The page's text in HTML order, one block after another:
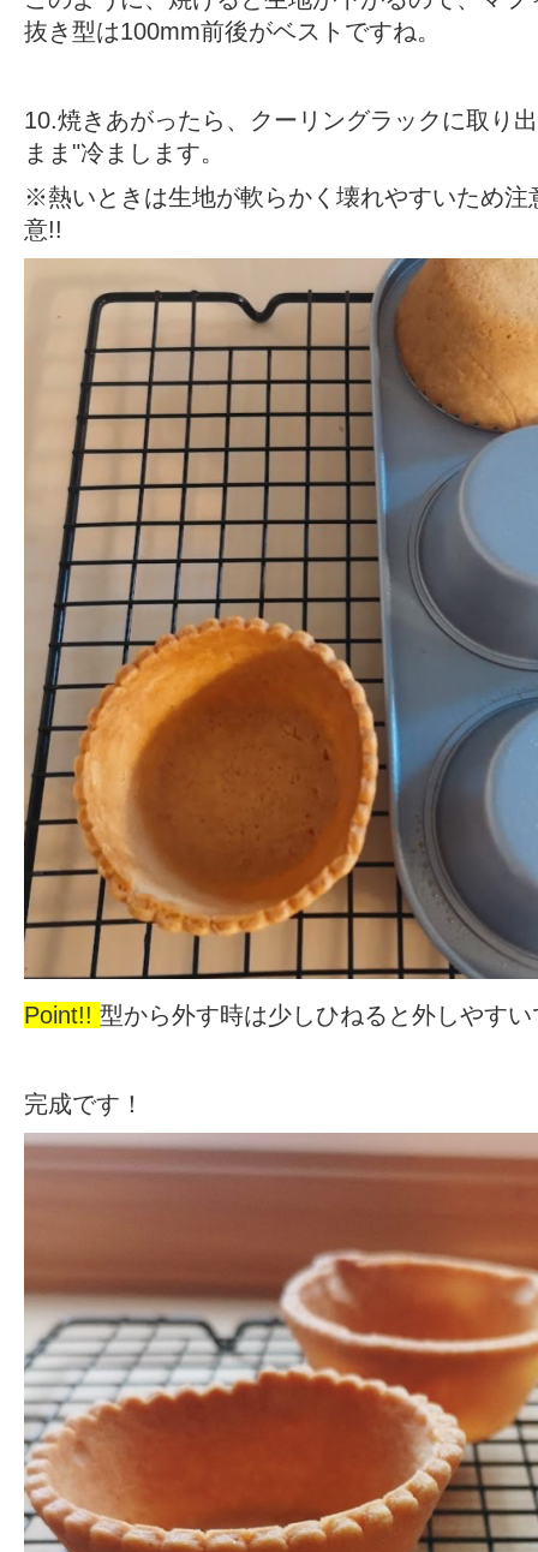
抜き型は100mm前後がベストですね。
10.焼きあがったら、 クーリングラック に取り
まま"冷まします。
※熱いときは生地が軟らかく壊れやすいため注
意!!
Point!! 型から外す時は少しひねると外しやすい
完成です！